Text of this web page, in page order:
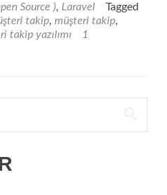
Source ), Laravel
Tagged
takip, müşteri takip,
takip yazılımı
1